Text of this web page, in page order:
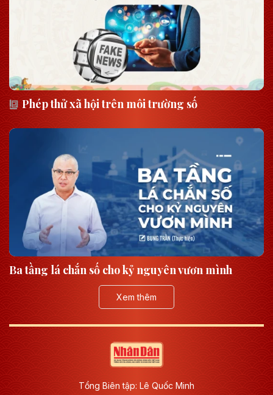
Phép thử xã hội trên môi trường số
Ba tầng lá chắn số cho kỷ nguyên vươn mình
Xem thêm
Tổng Biên tập: Lê Quốc Minh